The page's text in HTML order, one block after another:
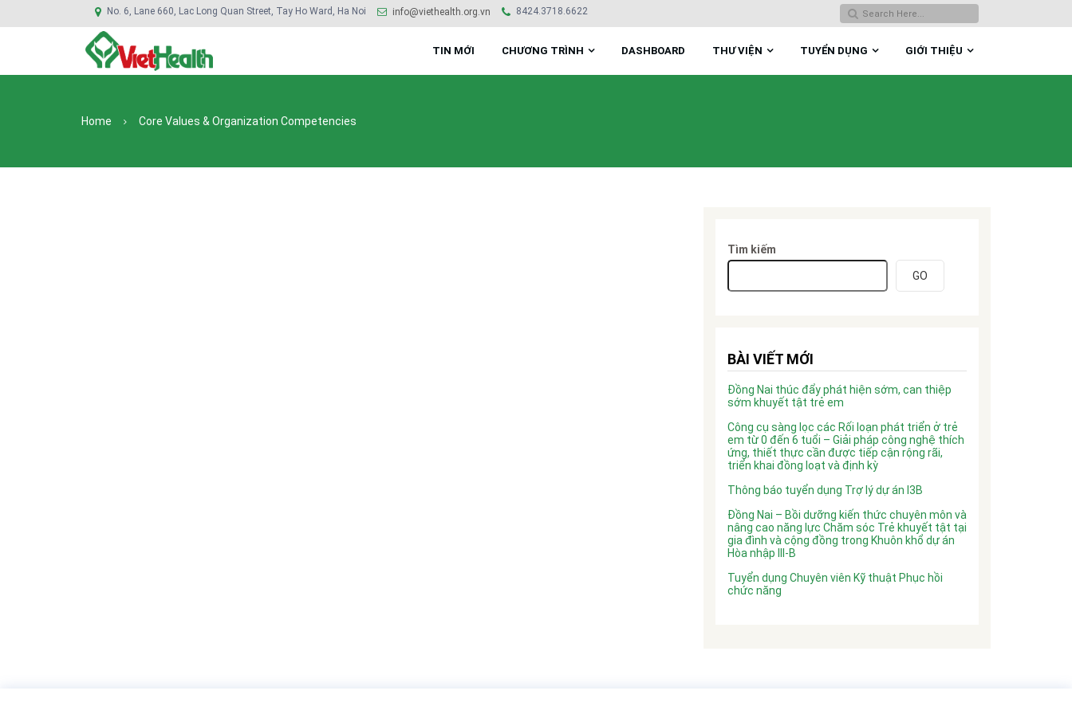
No. 6, Lane 660, Lac Long Quan Street, Tay Ho Ward, Ha Noi info@viethealth.org.vn 8424.3718.6622
TIN MỚI CHƯƠNG TRÌNH DASHBOARD THƯ VIỆN TUYỂN DỤNG GIỚI THIỆU
Home Core Values & Organization Competencies
Tìm kiếm
GO
BÀI VIẾT MỚI
Đồng Nai thúc đẩy phát hiện sớm, can thiệp
sớm khuyết tật trẻ em
Công cụ sàng lọc các Rối loạn phát triển ở trẻ
em từ 0 đến 6 tuổi – Giải pháp công nghệ thích
ứng, thiết thực cần được tiếp cận rộng rãi,
triển khai đồng loạt và định kỳ
Thông báo tuyển dụng Trợ lý dự án I3B
Đồng Nai – Bồi dưỡng kiến thức chuyên môn và
nâng cao năng lực Chăm sóc Trẻ khuyết tật tại
gia đình và cộng đồng trong Khuôn khổ dự án
Hòa nhập III-B
Tuyển dụng Chuyên viên Kỹ thuật Phục hồi
chức năng